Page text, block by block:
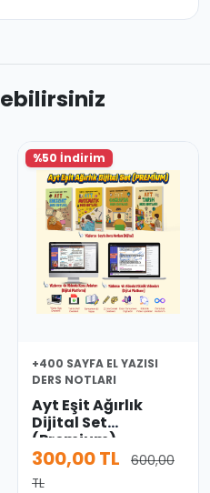
%50 İndirim
+400 SAYFA EL YAZISI
DERS NOTLARI
Ayt Eşit Ağırlık
Dijital Set
(Premium)
300,00 TL
600,00
TL